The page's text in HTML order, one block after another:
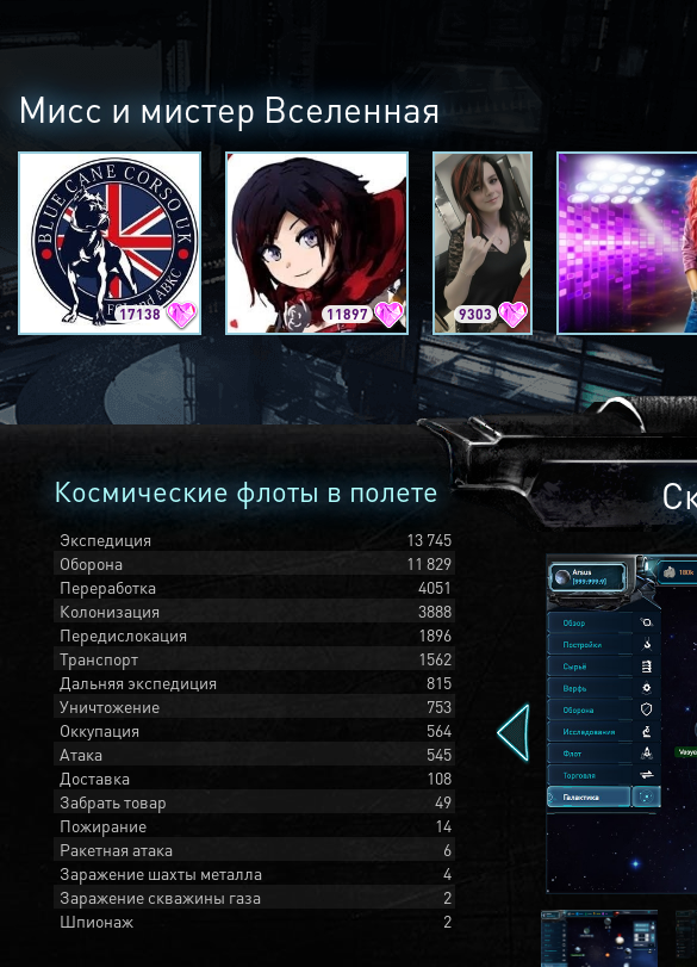
Мисс и мистер Вселенная
17138 11897 9303
Космические флоты в полете
Экспедиция
13 745
Оборона
11 829
Переработка
4051
Колонизация
3888
Передислокация
1896
Транспорт
1562
Дальняя экспедиция
815
Уничтожение
753
Оккупация
564
Атака
545
Доставка
108
Забрать товар
49
Пожирание
14
Ракетная атака
6
Заражение шахты металла
4
Заражение скважины газа
2
Шпионаж
2